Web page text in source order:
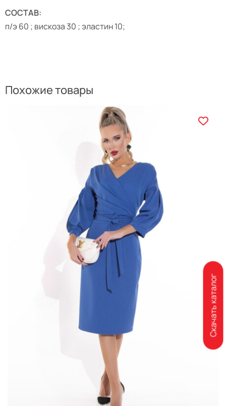
СОСТАВ:
п/э 60 ; вискоза 30 ; эластин 10;
Похожие товары
Скачать каталог